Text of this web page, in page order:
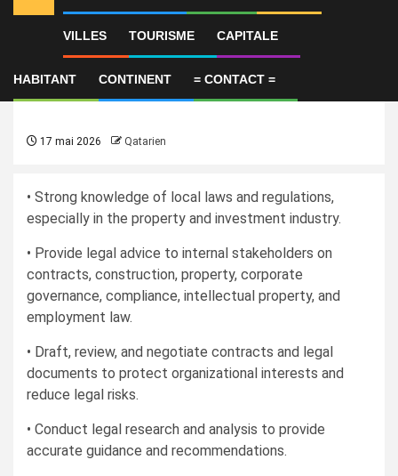
VILLES TOURISME CAPITALE
HABITANT CONTINENT = CONTACT =
Legal Advisor
17 mai 2026 Qatarien
• Strong knowledge of local laws and regulations,
especially in the property and investment industry.
• Provide legal advice to internal stakeholders on
contracts, construction, property, corporate
governance, compliance, intellectual property, and
employment law.
• Draft, review, and negotiate contracts and legal
documents to protect organizational interests and
reduce legal risks.
• Conduct legal research and analysis to provide
accurate guidance and recommendations.